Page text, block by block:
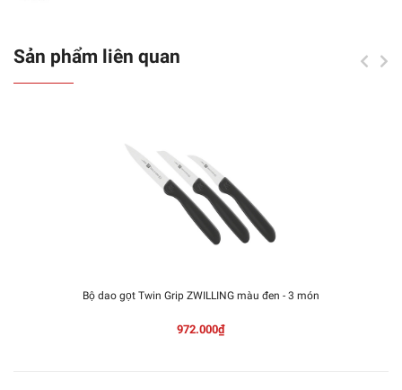
Sản phẩm liên quan
Bộ dao gọt Twin Grip ZWILLING màu đen - 3 món
972.000₫